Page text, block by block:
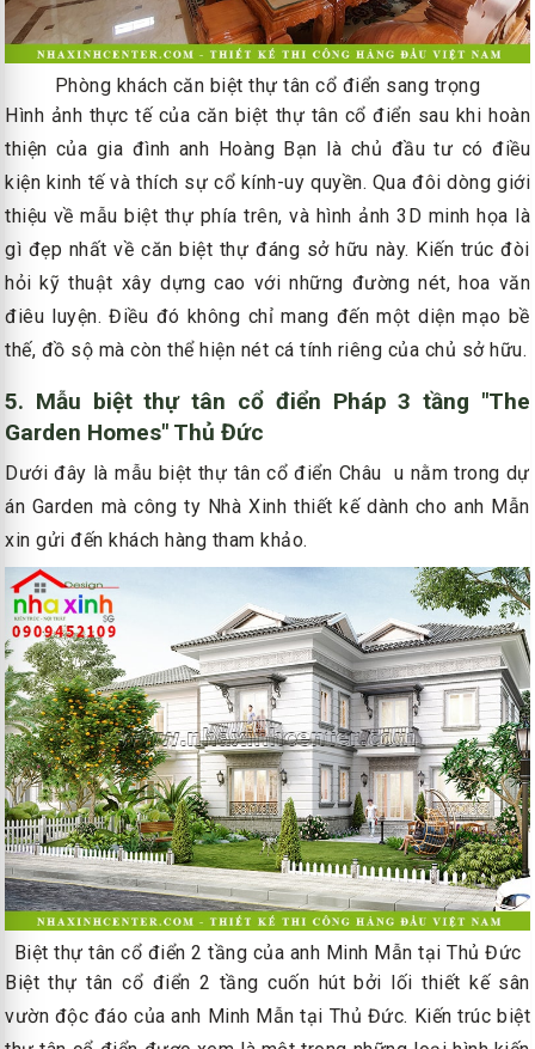
Phòng khách căn biệt thự tân cổ điển sang trọng
Hình ảnh thực tế của căn biệt thự tân cổ điển sau khi hoàn
thiện của gia đình anh Hoàng Bạn là chủ đầu tư có điều
kiện kinh tế và thích sự cổ kính-uy quyền. Qua đôi dòng giới
thiệu về mẫu biệt thự phía trên, và hình ảnh 3D minh họa là
gì đẹp nhất về căn biệt thự đáng sở hữu này. Kiến trúc đòi
hỏi kỹ thuật xây dựng cao với những đường nét, hoa văn
điêu luyện. Điều đó không chỉ mang đến một diện mạo bề
thế, đồ sộ mà còn thể hiện nét cá tính riêng của chủ sở hữu.
5. Mẫu biệt thự tân cổ điển Pháp 3 tầng "The
Garden Homes" Thủ Đức
Dưới đây là mẫu biệt thự tân cổ điển Châu u nằm trong dự
án Garden mà công ty Nhà Xinh thiết kế dành cho anh Mẫn
xin gửi đến khách hàng tham khảo.
Biệt thự tân cổ điển 2 tầng của anh Minh Mẫn tại Thủ Đức
Biệt thự tân cổ điển 2 tầng cuốn hút bởi lối thiết kế sân
vườn độc đáo của anh Minh Mẫn tại Thủ Đức. Kiến trúc biệt